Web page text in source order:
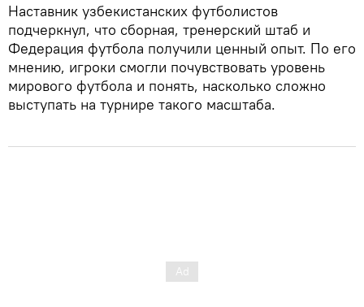
Наставник узбекистанских футболистов
подчеркнул, что сборная, тренерский штаб и
Федерация футбола получили ценный опыт. По его
мнению, игроки смогли почувствовать уровень
мирового футбола и понять, насколько сложно
выступать на турнире такого масштаба.